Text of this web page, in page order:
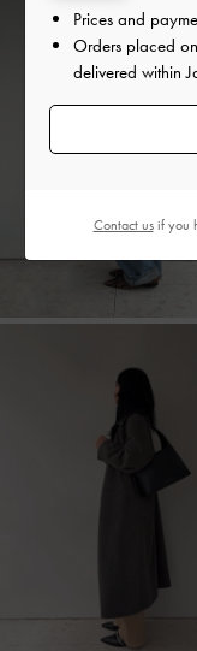
Prices and
Orders placed on
delivered within
Contact usif you